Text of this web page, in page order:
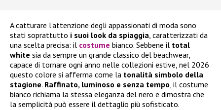
A catturare l’attenzione degli appassionati di moda sono
stati soprattutto i suoi look da spiaggia, caratterizzati da
una scelta precisa: il costume bianco. Sebbene il total
white sia da sempre un grande classico del beachwear,
capace di tornare ogni anno nelle collezioni estive, nel 2026
questo colore si afferma come la tonalità simbolo della
stagione. Raffinato, luminoso e senza tempo, il costume
bianco richiama la stessa eleganza del nero e dimostra che
la semplicità può essere il dettaglio più sofisticato.